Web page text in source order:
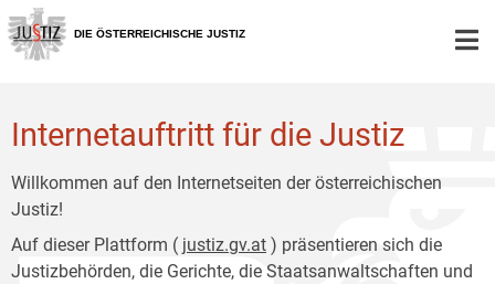
Zur
Hauptnavigation
[1]
Zum
Inhalt
[2]
DIE ÖSTERREICHISCHE JUSTIZ
Internetauftritt für die Justiz
Willkommen auf den Internetseiten der österreichischen
Justiz!
Auf dieser Plattform ( justiz.gv.at ) präsentieren sich die
Justizbehörden, die Gerichte, die Staatsanwaltschaften und